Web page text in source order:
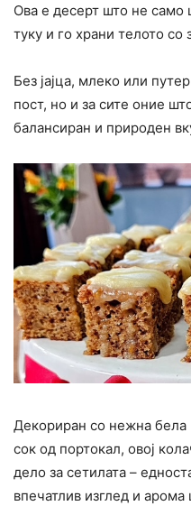
Ова е десерт што не само
туку и го храни телото
Без јајца, млеко или
пост, но и за сите оние
балансиран и природен
Декориран со нежна бела
сок од портокал, овој
дело за сетилата –
впечатлив изглед и